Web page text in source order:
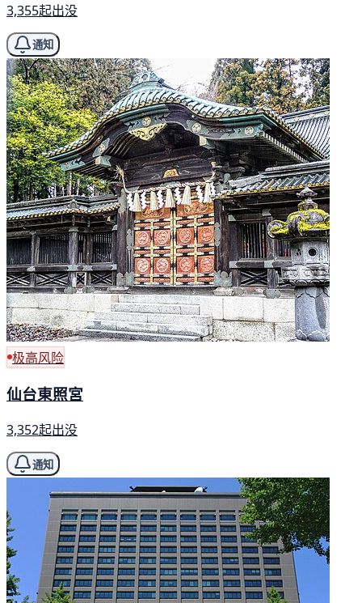
3,355起出没
通知
极高风险
仙台東照宮
3,352起出没
通知